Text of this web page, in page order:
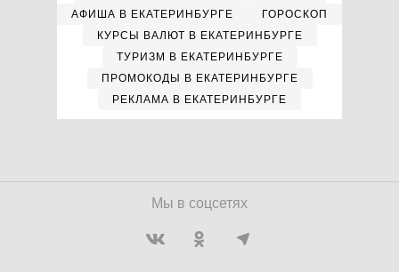
АФИША В ЕКАТЕРИНБУРГЕ
ГОРОСКОП
КУРСЫ ВАЛЮТ В ЕКАТЕРИНБУРГЕ
ТУРИЗМ В ЕКАТЕРИНБУРГЕ
ПРОМОКОДЫ В ЕКАТЕРИНБУРГЕ
РЕКЛАМА В ЕКАТЕРИНБУРГЕ
Мы в соцсетях